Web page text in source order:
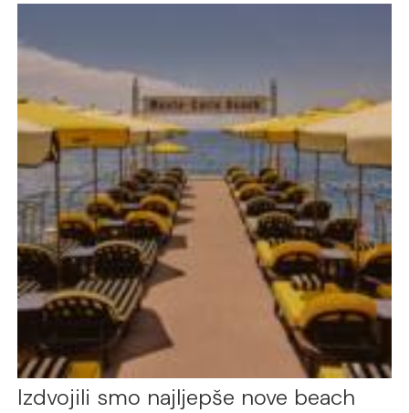
Izdvojili smo najljepše nove beach